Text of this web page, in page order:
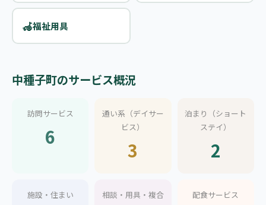
🦽福祉用具
中種子町のサービス概況
訪問サービス
6
通い系（デイサー
ビス）
3
泊まり（ショート
ステイ）
2
施設・住まい 相談・用具・複合 配食サービス